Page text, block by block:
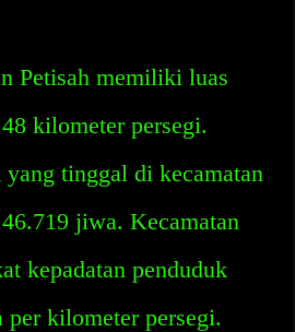
Petisah memiliki luas
kilometer persegi.
tinggal di kecamatan
jiwa. Kecamatan
kepadatan penduduk
kilometer persegi.